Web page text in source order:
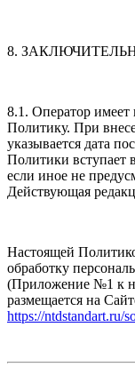
8.
8.1. Оператор
Политику. При
указывается дата
Политики вступает
если иное не
Действующая
Настоящей
обработку
(Приложение №1 к
размещается на
https://ntdstandart.ru/